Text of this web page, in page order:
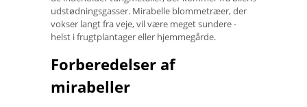
udstødningsgasser. Mirabelle blommetræer, der
vokser langt fra veje, vil være meget sundere -
helst i frugtplantager eller hjemmegårde.
Forberedelser af
mirabeller